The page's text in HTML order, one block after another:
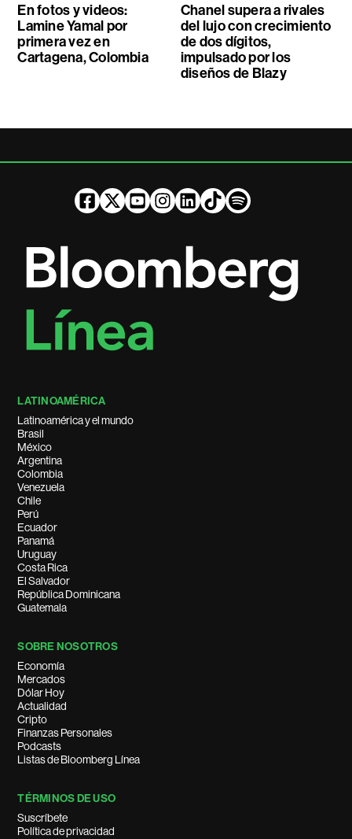
En fotos y videos:
Lamine Yamal por
primera vez en
Cartagena, Colombia
Chanel supera a rivales
del lujo con crecimiento
de dos dígitos,
impulsado por los
diseños de Blazy
LATINOAMÉRICA
Latinoamérica y el mundo
Brasil
México
Argentina
Colombia
Venezuela
Chile
Perú
Ecuador
Panamá
Uruguay
Costa Rica
El Salvador
República Dominicana
Guatemala
SOBRE NOSOTROS
Economía
Mercados
Dólar Hoy
Actualidad
Cripto
Finanzas Personales
Podcasts
Listas de Bloomberg Línea
TÉRMINOS DE USO
Suscríbete
Política de privacidad